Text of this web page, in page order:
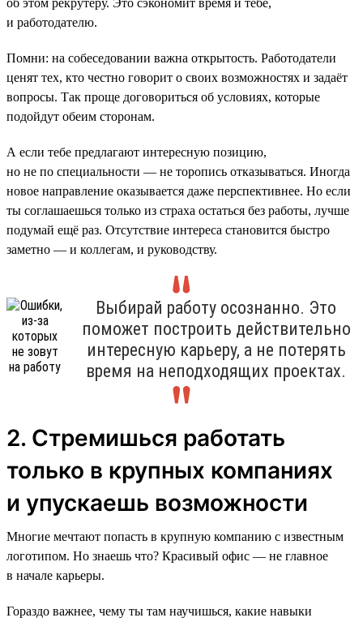
и работодателю.
Помни: на собеседовании важна открытость. Работодатели
ценят тех, кто честно говорит о своих возможностях и задаёт
вопросы. Так проще договориться об условиях, которые
подойдут обеим сторонам.
А если тебе предлагают интересную позицию,
но не по специальности — не торопись отказываться. Иногда
новое направление оказывается даже перспективнее. Но если
ты соглашаешься только из страха остаться без работы, лучше
подумай ещё раз. Отсутствие интереса становится быстро
заметно — и коллегам, и руководству.
Выбирай работу осознанно. Это
поможет построить действительно
интересную карьеру, а не потерять
время на неподходящих проектах.
2. Стремишься работать
только в крупных компаниях
и упускаешь возможности
Многие мечтают попасть в крупную компанию с известным
логотипом. Но знаешь что? Красивый офис — не главное
в начале карьеры.
Гораздо важнее, чему ты там научишься, какие навыки